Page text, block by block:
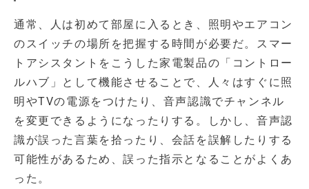
通常、人は初めて部屋に入るとき、照明やエアコン
のスイッチの場所を把握する時間が必要だ。スマー
トアシスタントをこうした家電製品の「コントロー
ルハブ」として機能させることで、人々はすぐに照
明やTVの電源をつけたり、音声認識でチャンネル
を変更できるようになったりする。しかし、音声認
識が誤った言葉を拾ったり、会話を誤解したりする
可能性があるため、誤った指示となることがよくあ
った。